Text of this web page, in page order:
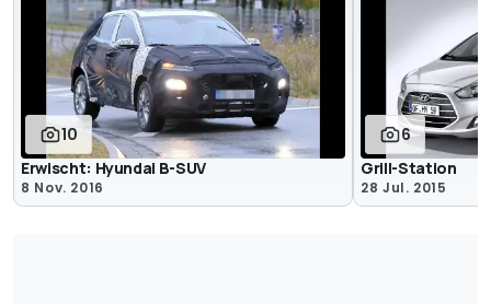
10
Erwischt: Hyundai B-SUV
8 Nov. 2016
6
Grill-Station
28 Jul. 2015